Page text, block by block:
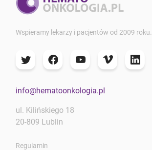
Wspieramy lekarzy i pacjentów od 2009 roku.
info@hematoonkologia.pl
ul. Kilińskiego 18
20-809 Lublin
Regulamin